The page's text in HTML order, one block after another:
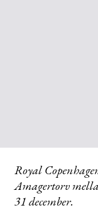
Royal
Amagertorv
31 december.